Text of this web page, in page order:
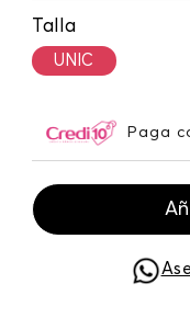
Talla
UNIC
Paga